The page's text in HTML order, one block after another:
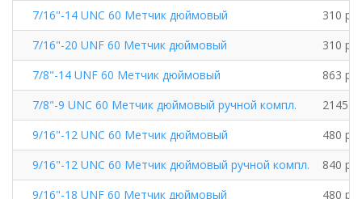
7/16"-14 UNC 60 Метчик дюймовый
310
7/16"-20 UNF 60 Метчик дюймовый
310
7/8"-14 UNF 60 Метчик дюймовый
863
7/8"-9 UNC 60 Метчик дюймовый ручной компл.
2145
9/16"-12 UNC 60 Метчик дюймовый
480
9/16"-12 UNC 60 Метчик дюймовый ручной компл.
840
9/16"-18 UNF 60 Метчик дюймовый
480